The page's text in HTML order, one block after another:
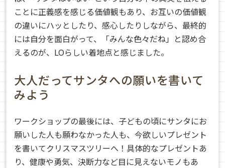
ことに正義感を感じる価値観もあり、お互いの価値観
の違いにハッとしたり、感心したりしながら、最終的
には自分を面白がって、「みんな色々だね」と認め合
えるのが、LOらしい着地点と感じました。
大人だってサンタへの願いを書いて
みよう
ワークショップの最後には、子どもの頃にサンタにお
願いした人も願わなかった人も、今欲しいプレゼント
を書いてクリスマスツリーへ！具体的なプレゼントあ
り、健康や勇気、決断力など目に見えないモノもあ